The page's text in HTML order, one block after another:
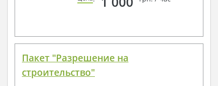
Пакет "Разрешение на
строительство"